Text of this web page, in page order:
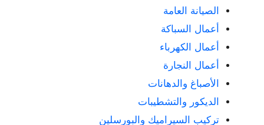
الصيانة العامة
أعمال السباكة
أعمال الكهرباء
أعمال النجارة
الأصباغ والدهانات
الديكور والتشطيبات
تركيب السيراميك والبورسلين